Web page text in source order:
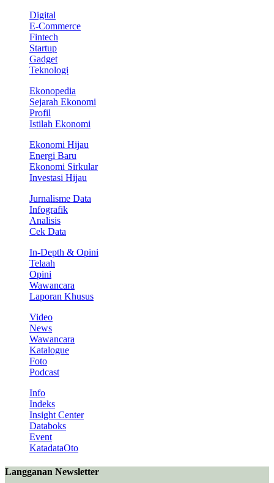
Digital
E-Commerce
Fintech
Startup
Gadget
Teknologi
Ekonopedia
Sejarah Ekonomi
Profil
Istilah Ekonomi
Ekonomi Hijau
Energi Baru
Ekonomi Sirkular
Investasi Hijau
Jurnalisme Data
Infografik
Analisis
Cek Data
In-Depth & Opini
Telaah
Opini
Wawancara
Laporan Khusus
Video
News
Wawancara
Katalogue
Foto
Podcast
Info
Indeks
Insight Center
Databoks
Event
KatadataOto
Langganan Newsletter